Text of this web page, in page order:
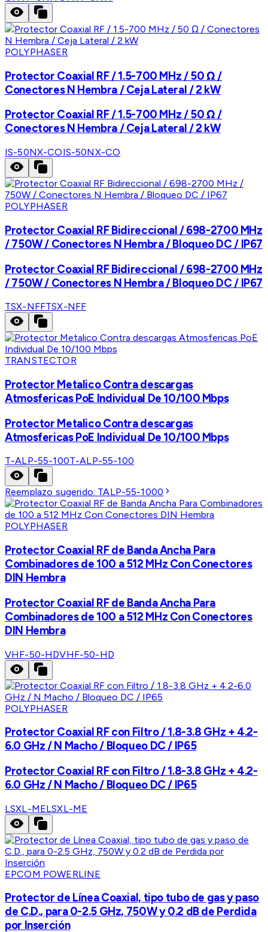
POLYPHASER
Protector Coaxial RF / 1.5-700 MHz / 50 Ω /
Conectores N Hembra / Ceja Lateral / 2 kW
Protector Coaxial RF / 1.5-700 MHz / 50 Ω /
Conectores N Hembra / Ceja Lateral / 2 kW
IS-50NX-COIS-50NX-CO
POLYPHASER
Protector Coaxial RF Bidireccional / 698-2700 MHz
/ 750W / Conectores N Hembra / Bloqueo DC / IP67
Protector Coaxial RF Bidireccional / 698-2700 MHz
/ 750W / Conectores N Hembra / Bloqueo DC / IP67
TSX-NFFTSX-NFF
TRANSTECTOR
Protector Metalico Contra descargas
Atmosfericas PoE Individual De 10/100 Mbps
Protector Metalico Contra descargas
Atmosfericas PoE Individual De 10/100 Mbps
T-ALP-55-100T-ALP-55-100
Reemplazo sugerido: TALP-55-1000
POLYPHASER
Protector Coaxial RF de Banda Ancha Para
Combinadores de 100 a 512 MHz Con Conectores
DIN Hembra
Protector Coaxial RF de Banda Ancha Para
Combinadores de 100 a 512 MHz Con Conectores
DIN Hembra
VHF-50-HDVHF-50-HD
POLYPHASER
Protector Coaxial RF con Filtro / 1.8-3.8 GHz + 4.2-
6.0 GHz / N Macho / Bloqueo DC / IP65
Protector Coaxial RF con Filtro / 1.8-3.8 GHz + 4.2-
6.0 GHz / N Macho / Bloqueo DC / IP65
LSXL-MELSXL-ME
EPCOM POWERLINE
Protector de Línea Coaxial, tipo tubo de gas y paso
de C.D., para 0-2.5 GHz, 750W y 0.2 dB de Perdida
por Inserción